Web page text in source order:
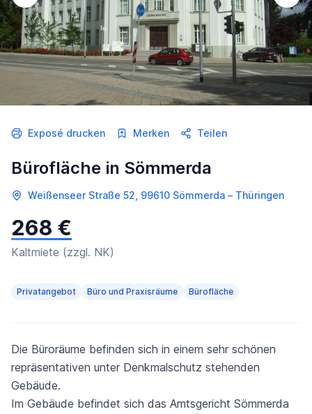
Exposé drucken Merken Teilen
Bürofläche in Sömmerda
Weißenseer Straße 52, 99610 Sömmerda – Thüringen
268 €
Kaltmiete (zzgl. NK)
Privatangebot Büro und Praxisräume Bürofläche
Die Büroräume befinden sich in einem sehr schönen
repräsentativen unter Denkmalschutz stehenden
Gebäude.
Im Gebäude befindet sich das Amtsgericht Sömmerda